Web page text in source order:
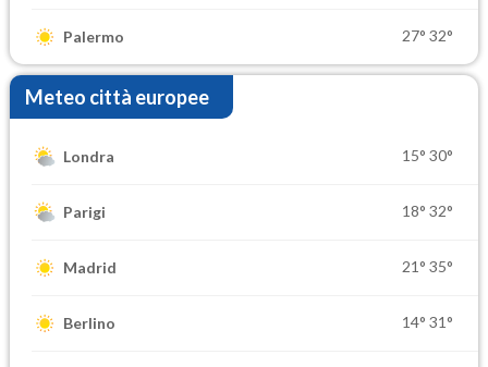
Palermo 27° 32°
Meteo città europee
Londra 15° 30°
Parigi 18° 32°
Madrid 21° 35°
Berlino 14° 31°